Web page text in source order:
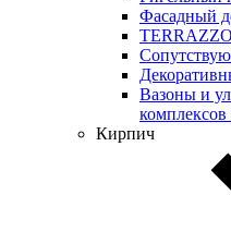
Фасадный
Вазоны и
комплексов
Кирпич